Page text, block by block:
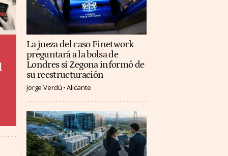
La jueza del caso Finetwork
preguntará a la bolsa de
Londres si Zegona informó de
su reestructuración
Jorge Verdú Alicante